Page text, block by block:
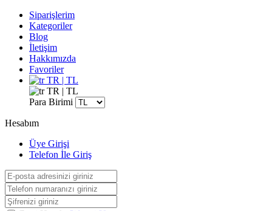
Siparişlerim
Kategoriler
Blog
İletişim
Hakkımızda
Favoriler
TR | TL
TR | TL
Para Birimi
Hesabım
Üye Girişi
Telefon İle Giriş